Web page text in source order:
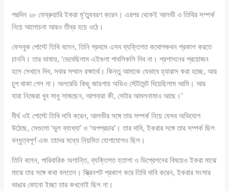
পরদিন ২৮ ফেব্রুয়ারি ইকরা মৃ’ত্যুবরণ করেন। এরপর থেকেই আলভী ও তিথির সম্পর্ক
নিয়ে আলোচনা আরও তীব্র হয়ে ওঠে।
ফেসবুক পোস্টে তিথি বলেন, তিনি প্রথমে এসব ব্যক্তিগত কথোপকথন প্রকাশ করতে
চাননি। তার ভাষায়, ‘ভেবেছিলাম এইগুলা পাবলিকলি দিব না। প্রশাসনের প্রয়োজন
হলে সেখানে দিব, সবার সম্মান রক্ষার্থে। কিন্তু আমাকে যেভাবে হ্যারাস করা হচ্ছে, আর
চুপ থাকা গেল না। অলরেডি কিছু জায়গায় অডিও স্টেটমেন্ট দিয়েছিলাম আমি। আর
যারা নিজেরা খুব সাধু সাজছেন, আপনারা কী, সেটার আমলনামাও আছে।’
দীর্ঘ ওই পোস্টে তিথি দাবি করেন, আলভীর সঙ্গে তার সম্পর্ক নিয়ে যেসব অভিযোগ
উঠেছে, সেগুলো ‘ভুল ব্যাখ্যা’ ও ‘অপপ্রচার’। তার দাবি, ইকরার সঙ্গে তার সম্পর্ক ছিল
বন্ধুত্বপূর্ণ এবং তাদের মধ্যে নিয়মিত যোগাযোগও ছিল।
তিনি বলেন, পারিবারিক অশান্তি, ব্যক্তিগত হতাশা ও ডিপ্রেশনের বিষয়েও ইকরা মাঝে
মাঝে তার সঙ্গে কথা বলতেন। স্ক্রিনশট প্রকাশ করে তিথি দাবি করেন, ইকরার সংসার
ভাঙার কোনো ইচ্ছা তার কখনোই ছিল না।